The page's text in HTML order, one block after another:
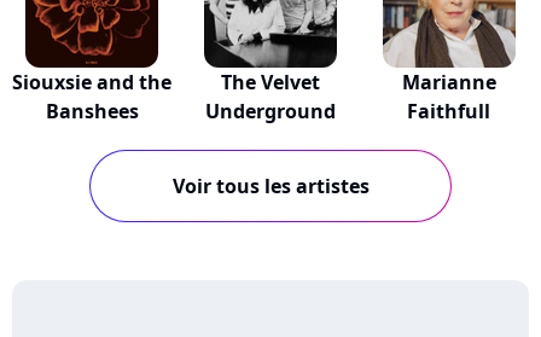
Siouxsie and the
Banshees
The Velvet
Underground
Marianne
Faithfull
Voir tous les artistes